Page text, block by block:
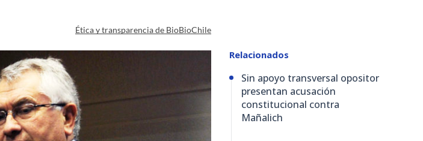
Ética y transparencia de BioBioChile
Relacionados
Sin apoyo transversal opositor
presentan acusación
constitucional contra
Mañalich